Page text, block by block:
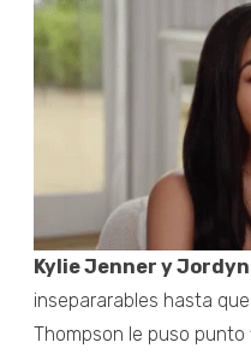
Kylie Jenner y Jordyn
insepararables hasta
Thompson le puso punto